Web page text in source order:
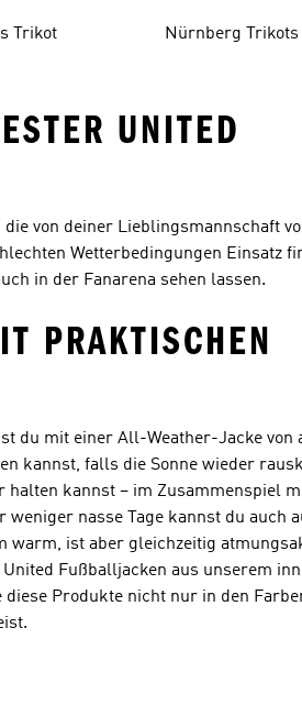
Trikot Nürnberg Trikots
UNITED
von deiner Lieblingsmannschaft
Wetterbedingungen Einsatz
in der Fanarena sehen lassen.
PRAKTISCHEN
du mit einer All-Weather-Jacke von
kannst, falls die Sonne wieder
kannst – im Zusammenspiel
nasse Tage kannst du auch
warm, ist aber gleichzeitig
Fußballjacken aus unserem
Produkte nicht nur in den